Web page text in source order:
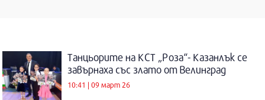
Танцьорите на КСТ „Роза“- Казанлък се
завърнаха със злато от Велинград
10:41 | 09 март 26